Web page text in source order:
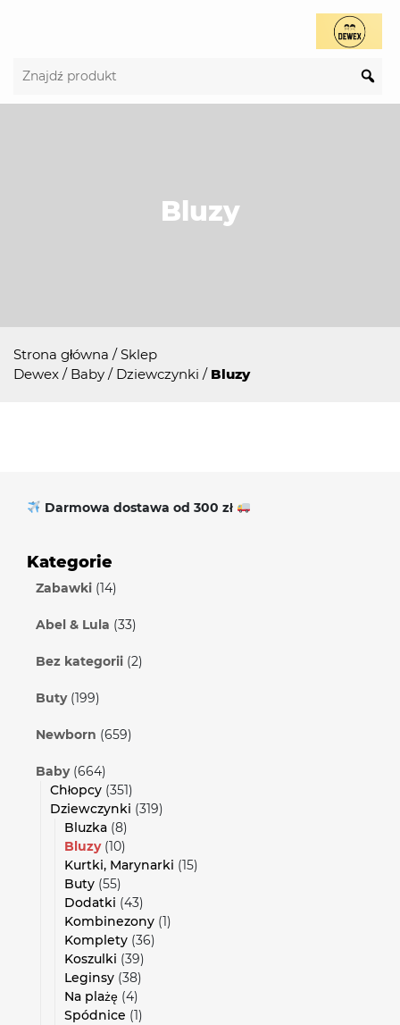
Bluzy
Strona główna /Sklep
Dewex / Baby / Dziewczynki / Bluzy
Darmowa dostawa od 300 zł
Kategorie
Zabawki (14)
Abel & Lula (33)
Bez kategorii (2)
Buty (199)
Newborn (659)
Baby (664)
Chłopcy (351)
Dziewczynki (319)
Bluzka (8)
Bluzy (10)
Kurtki, Marynarki (15)
Buty (55)
Dodatki (43)
Kombinezony (1)
Komplety (36)
Koszulki (39)
Leginsy (38)
Na plażę (4)
Spódnice (1)